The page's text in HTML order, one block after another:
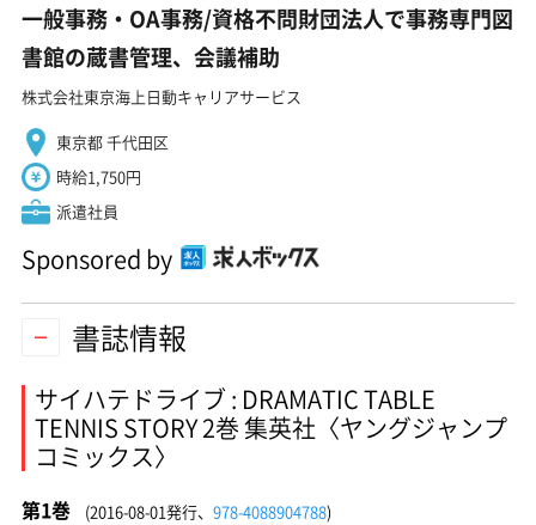
一般事務・OA事務/資格不問財団法人で事務専門図
書館の蔵書管理、会議補助
株式会社東京海上日動キャリアサービス
東京都 千代田区
時給1,750円
派遣社員
Sponsored by
書誌情報
サイハテドライブ : DRAMATIC TABLE
TENNIS STORY 2巻 集英社〈ヤングジャンプ
コミックス〉
第1巻 (2016-08-01発行、 978-4088904788)